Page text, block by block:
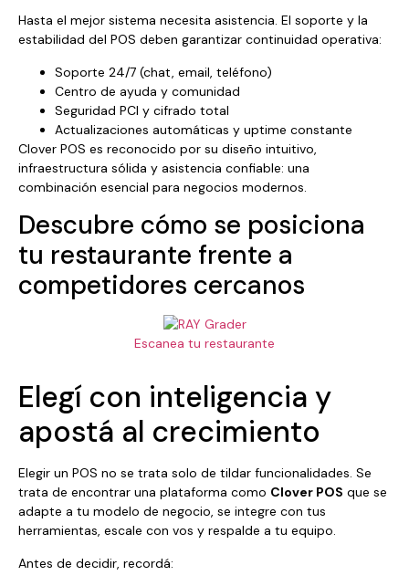
Hasta el mejor sistema necesita asistencia. El soporte y la
estabilidad del POS deben garantizar continuidad operativa:
Soporte 24/7 (chat, email, teléfono)
Centro de ayuda y comunidad
Seguridad PCI y cifrado total
Actualizaciones automáticas y uptime constante
Clover POS es reconocido por su diseño intuitivo,
infraestructura sólida y asistencia confiable: una
combinación esencial para negocios modernos.
Descubre cómo se posiciona
tu restaurante frente a
competidores cercanos
Escanea tu restaurante
Elegí con inteligencia y
apostá al crecimiento
Elegir un POS no se trata solo de tildar funcionalidades. Se
trata de encontrar una plataforma como Clover POS que se
adapte a tu modelo de negocio, se integre con tus
herramientas, escale con vos y respalde a tu equipo.
Antes de decidir, recordá: